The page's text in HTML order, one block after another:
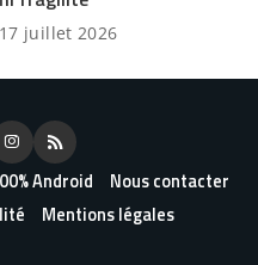
17 juillet 2026
Android
Nous contacter
Mentions légales